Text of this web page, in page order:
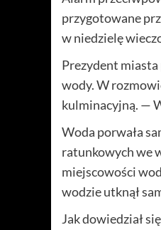
przygotowane
w niedzielę
Prezydent miasta
wody. W
kulminacyjną. —
Woda porwała
ratunkowych we
miejscowości
wodzie utknął
Jak dowiedział